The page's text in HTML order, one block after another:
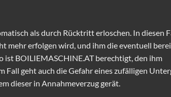
als durch Rücktritt erloschen. In diesen
mehr erfolgen wird, und ihm die eventuell
BOILIEMASCHINE.AT berechtigt, den ihm
geht auch die Gefahr eines zufälligen
dieser in Annahmeverzug gerät.